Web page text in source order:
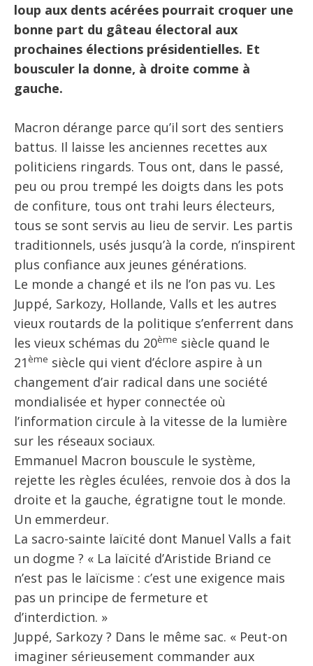
loup aux dents acérées pourrait croquer une
bonne part du gâteau électoral aux
prochaines élections présidentielles. Et
bousculer la donne, à droite comme à
gauche.
Macron dérange parce qu’il sort des sentiers
battus. Il laisse les anciennes recettes aux
politiciens ringards. Tous ont, dans le passé,
peu ou prou trempé les doigts dans les pots
de confiture, tous ont trahi leurs électeurs,
tous se sont servis au lieu de servir. Les partis
traditionnels, usés jusqu’à la corde, n’inspirent
plus confiance aux jeunes générations.
Le monde a changé et ils ne l’on pas vu. Les
Juppé, Sarkozy, Hollande, Valls et les autres
vieux routards de la politique s’enferrent dans
les vieux schémas du 20ème siècle quand le
21ème siècle qui vient d’éclore aspire à un
changement d’air radical dans une société
mondialisée et hyper connectée où
l’information circule à la vitesse de la lumière
sur les réseaux sociaux.
Emmanuel Macron bouscule le système,
rejette les règles éculées, renvoie dos à dos la
droite et la gauche, égratigne tout le monde.
Un emmerdeur.
La sacro-sainte laïcité dont Manuel Valls a fait
un dogme ? « La laïcité d’Aristide Briand ce
n’est pas le laïcisme : c’est une exigence mais
pas un principe de fermeture et
d’interdiction. »
Juppé, Sarkozy ? Dans le même sac. « Peut-on
imaginer sérieusement commander aux